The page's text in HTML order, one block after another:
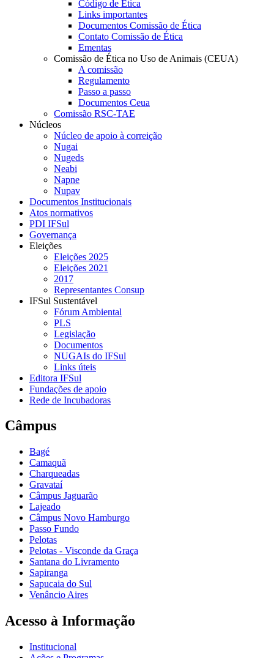
Código de Ética
Links importantes
Documentos Comissão de Ética
Contato Comissão de Ética
Ementas
Comissão de Ética no Uso de Animais (CEUA)
A comissão
Regulamento
Passo a passo
Documentos Ceua
Comissão RSC-TAE
Núcleos
Núcleo de apoio à correição
Nugai
Nugeds
Neabi
Napne
Nupav
Documentos Institucionais
Atos normativos
PDI IFSul
Governança
Eleições
Eleições 2025
Eleições 2021
2017
Representantes Consup
IFSul Sustentável
Fórum Ambiental
PLS
Legislação
Documentos
NUGAIs do IFSul
Links úteis
Editora IFSul
Fundações de apoio
Rede de Incubadoras
Câmpus
Bagé
Camaquã
Charqueadas
Gravataí
Câmpus Jaguarão
Lajeado
Câmpus Novo Hamburgo
Passo Fundo
Pelotas
Pelotas - Visconde da Graça
Santana do Livramento
Sapiranga
Sapucaia do Sul
Venâncio Aires
Acesso à Informação
Institucional